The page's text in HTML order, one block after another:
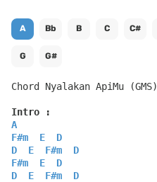
A Bb B C C#
G G#
Chord Nyalakan ApiMu (GMS)
Intro :
A
F#m
E
D
D
E F#m
D
F#m
E
D
D
E F#m D